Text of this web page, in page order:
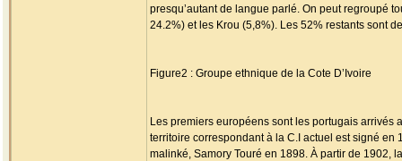
presqu’autant de langue parlé. On peut regroupé
24.2%) et les Krou (5,8%). Les 52% restants sont
Figure2 : Groupe ethnique de la Cote D’Ivoire
Les premiers européens sont les portugais
territoire correspondant à la C.I actuel est signé en
malinké, Samory Touré en 1898. À partir de 1902,